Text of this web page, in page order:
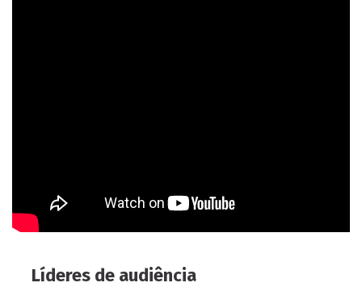
Líderes de audiência